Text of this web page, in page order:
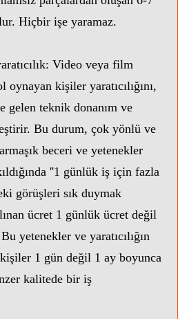
Hiçbir işe yaramaz.
Video veya film
oynayan kişiler yaratıcılığını,
gelen teknik donanım ve
Bu durum, çok yönlü ve
beceri ve yetenekler
''1 günlük iş için fazla
görüşleri sık duymak
ücret 1 günlük ücret değil
yetenekler ve yaratıcılığın
1 gün değil 1 ay boyunca
kalitede bir iş